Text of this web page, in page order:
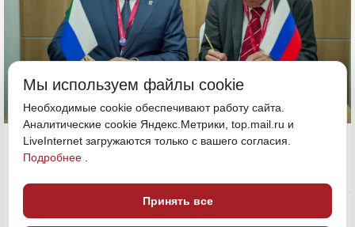
4 июня, 13:35 Хабаровский край
ПОДЕЛИТЬСЯ
Мы используем файлы cookie
Необходимые cookie обеспечивают работу сайта.
Аналитические cookie Яндекс.Метрики, top.mail.ru и
LiveInternet загружаются только с вашего согласия.
Подробнее
Принять все